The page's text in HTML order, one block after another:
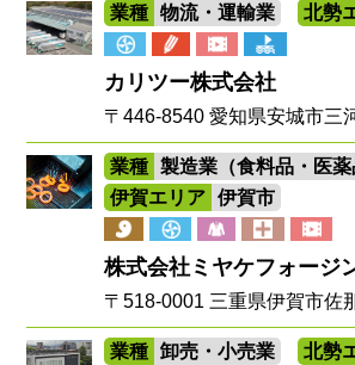
業種 物流・運輸業 北勢
カリツー株式会社
〒446-8540 愛知県安城市三
業種
製造業（食料品・医薬
伊賀エリア
伊賀市
株式会社ミヤケフォージ
〒518-0001 三重県伊賀市佐
業種 卸売・小売業 北勢